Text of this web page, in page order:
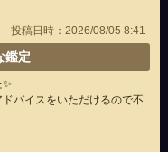
投稿日時：2026/08/05 8:41
鑑定
バイスをいただけるので不